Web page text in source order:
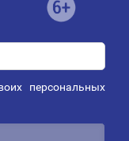
персональных